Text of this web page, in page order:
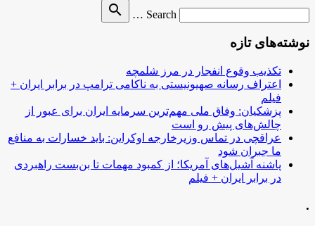
Search …
search
نوشته‌های تازه
تکذیب وقوع انفجار در مرز شلمچه
اعتراف رسانه صهیونیستی به ناکامی ترامپ در برابر ایران +
فیلم
پزشکیان: وفاق ملی مهم‌ترین سرمایه ایران برای عبور از
چالش‌های پیش رو است
عراقچی در تماس وزیرخارجه اوکراین: باید خسارات به منافع
ما جبران شود
پاشنه آشیل‌های آمریکا؛ از کمبود مهمات تا بن‌بست راهبردی
در برابر ایران + فیلم
.